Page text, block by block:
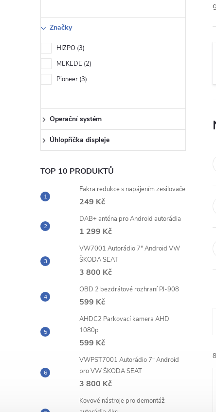
r
a
n
n
í
p
a
n
e
Značky
HIZPO 3
MEKEDE 2
Pioneer 3
Operační systém
Úhlopříčka displeje
TOP 10 PRODUKTŮ
Fakra redukce s napájením zesilovače
249 Kč
DAB+ anténa pro Android autorádia
1 299 Kč
VW7001 Autorádio 7" Android VW
ŠKODA SEAT
3 800 Kč
OBD 2 bezdrátové rozhraní PJ-908
599 Kč
AHDC2 Parkovací kamera AHD
1080p
599 Kč
VWPST7001 Autorádio 7“ Android
pro VW ŠKODA SEAT
3 800 Kč
Kovové nástroje pro demontáž
a8